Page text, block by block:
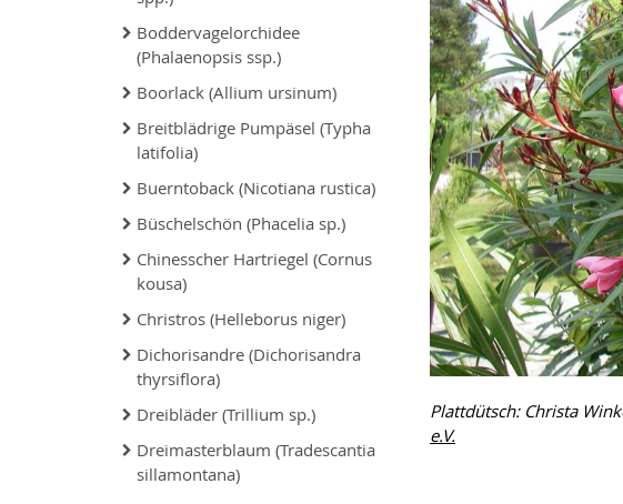
Boddervagelorchidee
(Phalaenopsis ssp.)
Boorlack (Allium ursinum)
Breitblädrige Pumpäsel (Typha
latifolia)
Buerntoback (Nicotiana rustica)
Büschelschön (Phacelia sp.)
Chinesscher Hartriegel (Cornus
kousa)
Christros (Helleborus niger)
Dichorisandre (Dichorisandra
thyrsiflora)
Dreibläder (Trillium sp.)
Dreimasterblaum (Tradescantia
sillamontana)
Plattdütsch: Christa
e.V.